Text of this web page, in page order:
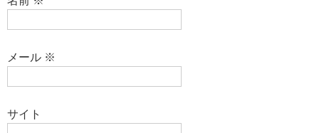
メール ※
サイト